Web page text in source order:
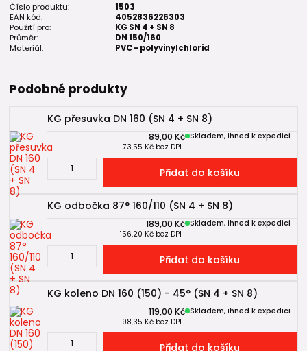
Číslo produktu:
1503
EAN kód:
4052836226303
Použití pro:
KG SN 4 + SN 8
Průměr:
DN 150/160
Materiál:
PVC - polyvinylchlorid
Podobné produkty
KG přesuvka DN 160 (SN 4 + SN 8)
89,00 Kč
73,55 Kč bez DPH
Skladem, ihned k expedici
Přidat do košíku
KG odbočka 87° 160/110 (SN 4 + SN 8)
189,00 Kč
156,20 Kč bez DPH
Skladem, ihned k expedici
Přidat do košíku
KG koleno DN 160 (150) - 45° (SN 4 + SN 8)
119,00 Kč
98,35 Kč bez DPH
Skladem, ihned k expedici
Přidat do košíku